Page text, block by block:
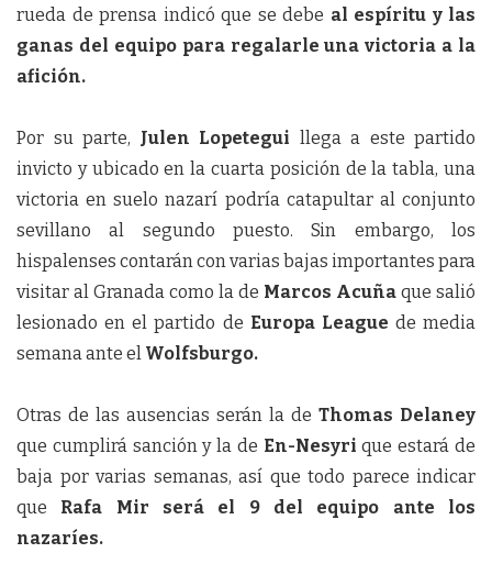
rueda de prensa indicó que se debe al espíritu y las
ganas del equipo para regalarle una victoria a la
afición.
Por su parte, Julen Lopetegui llega a este partido
invicto y ubicado en la cuarta posición de la tabla, una
victoria en suelo nazarí podría catapultar al conjunto
sevillano al segundo puesto. Sin embargo, los
hispalenses contarán con varias bajas importantes para
visitar al Granada como la de Marcos Acuña que salió
lesionado en el partido de Europa League de media
semana ante el Wolfsburgo.
Otras de las ausencias serán la de Thomas Delaney
que cumplirá sanción y la de En-Nesyri que estará de
baja por varias semanas, así que todo parece indicar
que Rafa Mir será el 9 del equipo ante los
nazaríes.